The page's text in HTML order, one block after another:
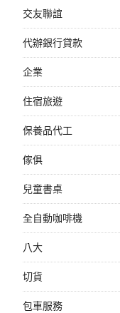
交友聯誼
代辦銀行貸款
企業
住宿旅遊
保養品代工
傢俱
兒童書桌
全自動咖啡機
八大
切貨
包車服務